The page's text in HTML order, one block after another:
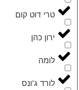
‮טרי דוט קום‬
‮ירון כהן‬
‮לומה‬
‮לורד ג'ונס‬